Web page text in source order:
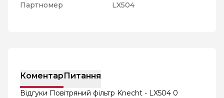
Партномер
LX504
КоментарПитання
Відгуки Повітряний фільтр Knecht - LX504 0